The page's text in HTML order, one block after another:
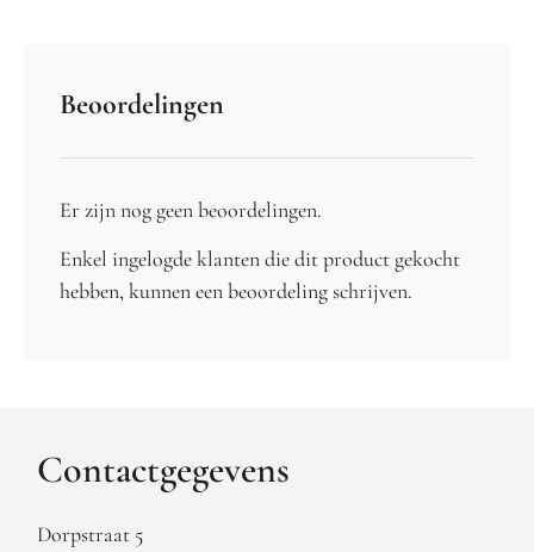
Beoordelingen
Er zijn nog geen beoordelingen.
Enkel ingelogde klanten die dit product gekocht
hebben, kunnen een beoordeling schrijven.
Contactgegevens
Dorpstraat 5